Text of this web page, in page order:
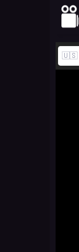
🇺🇸